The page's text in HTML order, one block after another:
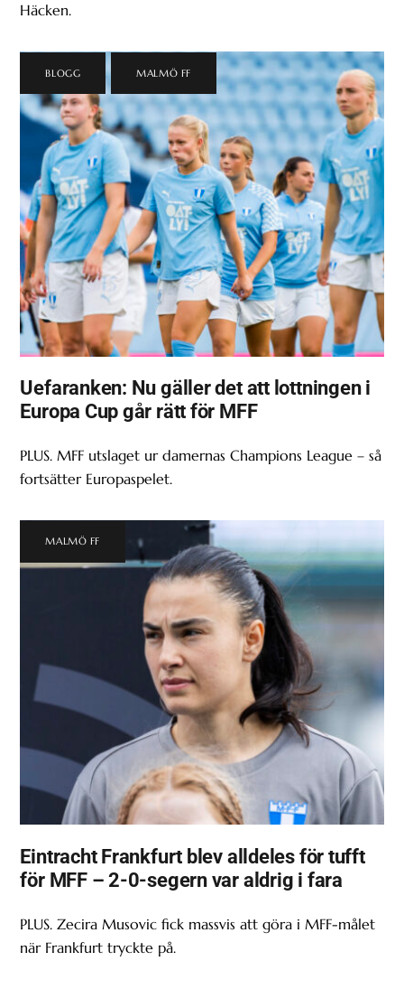
Häcken.
BLOGG , MALMÖ FF
Uefaranken: Nu gäller det att lottningen i
Europa Cup går rätt för MFF
PLUS. MFF utslaget ur damernas Champions League – så
fortsätter Europaspelet.
MALMÖ FF
Eintracht Frankfurt blev alldeles för tufft
för MFF – 2-0-segern var aldrig i fara
PLUS. Zecira Musovic fick massvis att göra i MFF-målet
när Frankfurt tryckte på.